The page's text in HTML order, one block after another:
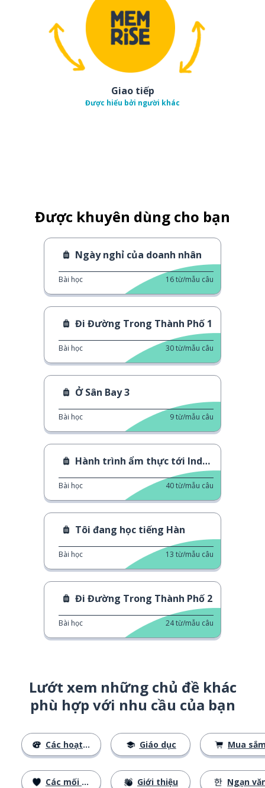
Giao tiếp
Được hiểu bởi người khác
Được khuyên dùng cho bạn
Ngày nghỉ của doanh nhân
Bài học 16từ/mẫu câu
Đi Đường Trong Thành Phố 1
Bài học 30từ/mẫu câu
Ở Sân Bay 3
Bài học 9từ/mẫu câu
Hành trình ẩm thực tới Indonesia
Bài học 40từ/mẫu câu
Tôi đang học tiếng Hàn
Bài học 13 từ/mẫu câu
Đi Đường Trong Thành Phố 2
Bài học 24từ/mẫu câu
Lướt xem những chủ đề khác
phù hợp với nhu cầu của bạn
Các hoạt động
Các mối quan hệ
Giáo dục
Giới thiệu
Mua
Ngạn